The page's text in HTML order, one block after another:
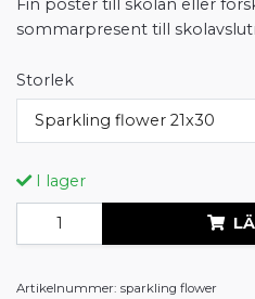
Fin poster till skolan eller
sommarpresent till
Storlek
Sparkling flower 21x30
I lager
Artikelnummer: sparkling flower